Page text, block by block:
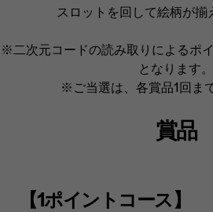
スロットを回して絵柄が揃
※二次元コードの読み取りによるポ
となります。
※ご当選は、各賞品1回ま
賞品
【1ポイントコース】